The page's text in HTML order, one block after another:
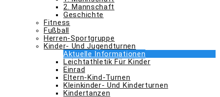
2. Mannschaft
Geschichte
Fitness
Fußball
Herren-Sportgruppe
Kinder- Und Jugendturnen
Aktuelle Informationen
Leichtathletik Für Kinder
Einrad
Eltern-Kind-Turnen
Kleinkinder- Und Kinderturnen
Kindertanzen